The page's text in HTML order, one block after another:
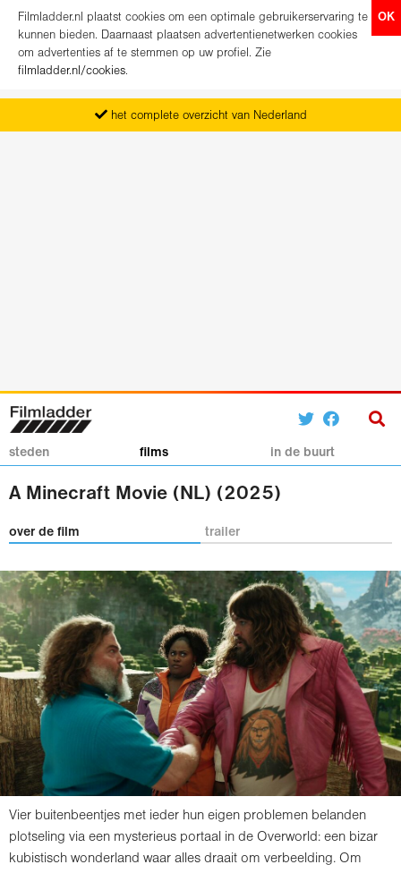
OK
Filmladder.nl plaatst cookies om een optimale gebruikerservaring te
kunnen bieden. Daarnaast plaatsen advertentienetwerken cookies
om advertenties af te stemmen op uw profiel. Zie
filmladder.nl/cookies.
het complete overzicht van Nederland
vanaf maandag het nieuwe programma
koop direct je kaartjes
steden films in de buurt
A Minecraft Movie (NL) (2025)
over de film trailer
Vier buitenbeentjes met ieder hun eigen problemen belanden
plotseling via een mysterieus portaal in de Overworld: een bizar
kubistisch wonderland waar alles draait om verbeelding. Om